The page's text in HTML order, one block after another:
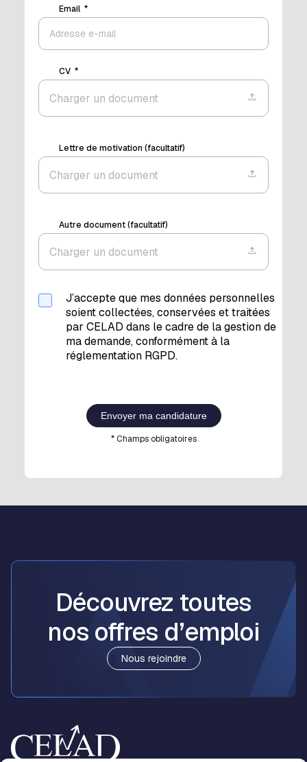
Email
CV
Charger un document
Lettre de motivation (facultatif)
Charger un document
Autre document (facultatif)
Charger un document
J’accepte que mes données personnelles
soient collectées, conservées et traitées
par CELAD dans le cadre de la gestion de
ma demande, conformément à la
réglementation RGPD.
Envoyer ma candidature
* Champs obligatoires
Découvrez toutes
nos offres d’emploi
Nous rejoindre